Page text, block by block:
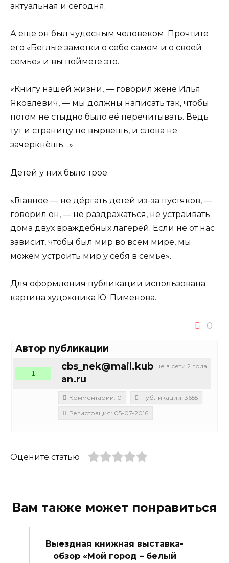
актуальная и сегодня.
А еще он был чудесным человеком. Прочтите
его «Беглые заметки о себе самом и о своей
семье» и вы поймете это.
«Книгу нашей жизни, — говорил жене Илья
Яковлевич, — мы должны написать так, чтобы
потом не стыдно было её перечитывать. Ведь
тут и страницу не вырвешь, и слова не
зачеркнёшь…»
Детей у них было трое.
«Главное — не дёргать детей из-за пустяков, —
говорил он, — не раздражаться, не устраивать
дома двух враждебных лагерей. Если не от нас
зависит, чтобы был мир во всём мире, мы
можем устроить мир у себя в семье».
Для оформления публикации использована
картина художника Ю. Пименова.
0
Автор публикации
не в сети 2 года
cbs_nek@mail.kub
an.ru
1
Комментарии: 0
Публикации: 3655
Регистрация: 05-07-2016
Оцените статью
Вам также может понравиться
Выездная книжная выставка-
обзор «Мой город – белый